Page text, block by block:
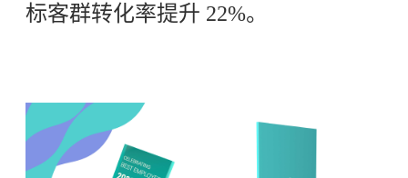
标客群转化率提升 22%。